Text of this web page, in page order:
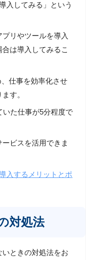
入してみる」という
リやツールを導入
は導入してみるこ
仕事を効率化させ
す。
いた仕事が5分程度で
ビスを活用できま
入するメリットとポ
対処法
いときの対処法をお